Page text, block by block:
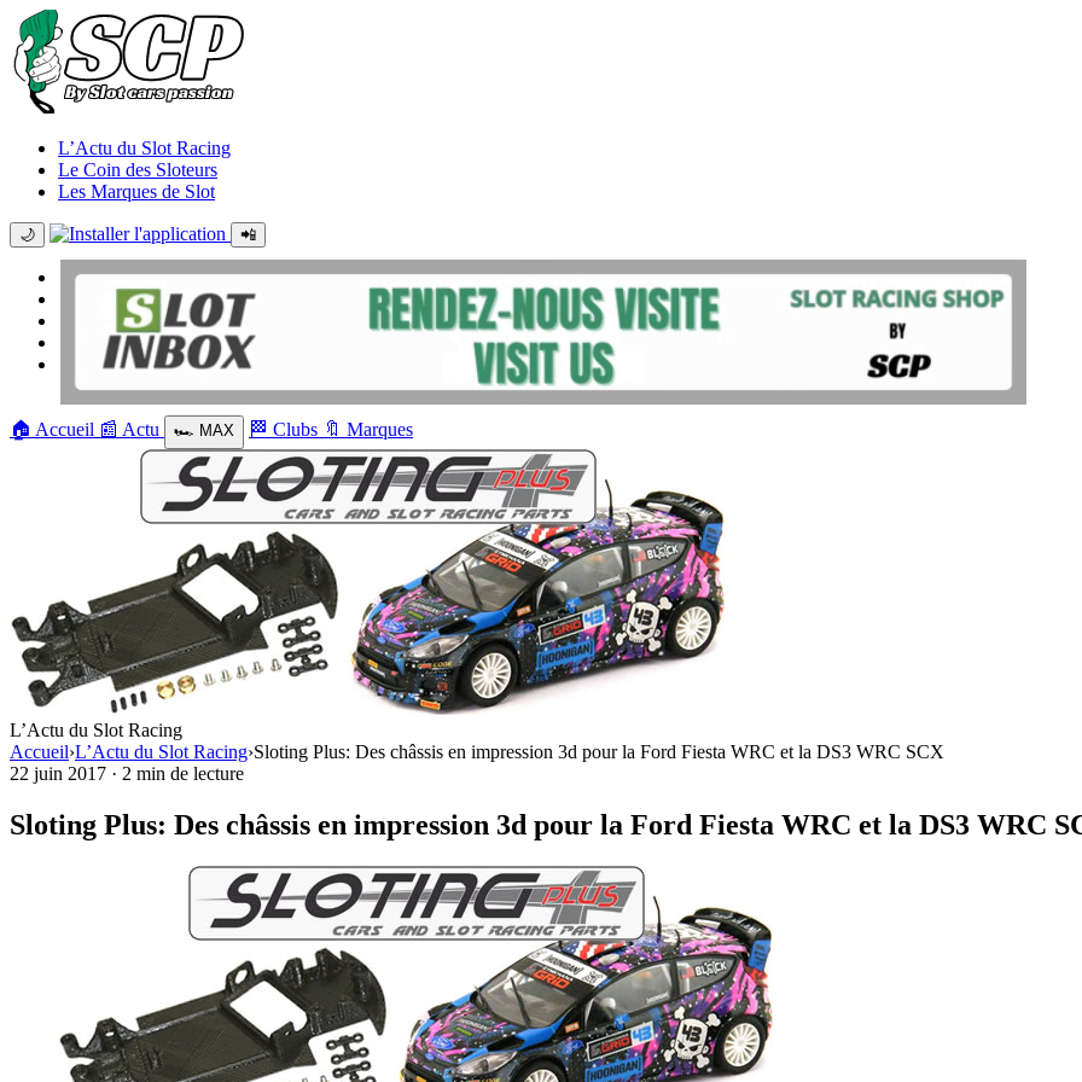
L’Actu du Slot Racing
Le Coin des Sloteurs
Les Marques de Slot
🌙 📲
🏠 Accueil 📰 Actu 🏎️ MAX 🏁 Clubs 🔖 Marques
L’Actu du Slot Racing
Accueil›L’Actu du Slot Racing›Sloting Plus: Des châssis en impression 3d pour la Ford Fiesta WRC et la DS3 WRC SCX
22 juin 2017 · 2 min de lecture
Sloting Plus: Des châssis en impression 3d pour la Ford Fiesta WRC et la DS3 WRC